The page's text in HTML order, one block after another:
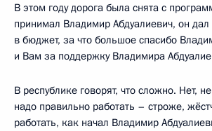
В этом году дорога была снята с
принимал Владимир Абдуалиевич, он
в бюджет, за что большое спасибо
и Вам за поддержку Владимира
В республике говорят, что сложно. Нет,
надо правильно работать – строже,
работать, как начал Владимир